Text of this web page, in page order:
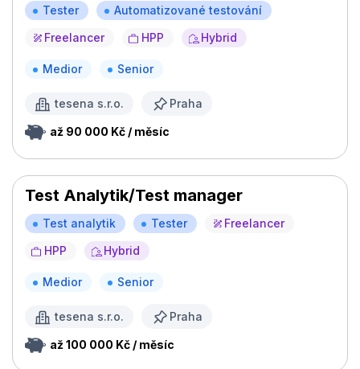
Tester
Automatizované testování
Freelancer
HPP Hybrid
Medior Senior
tesena s.r.o. Praha
až 90 000 Kč / měsíc
Test Analytik/Test manager
Test analytik Tester
Freelancer
HPP
Hybrid
Medior Senior
tesena s.r.o. Praha
až 100 000 Kč / měsíc